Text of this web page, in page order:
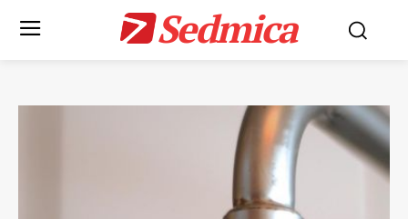
Sedmica